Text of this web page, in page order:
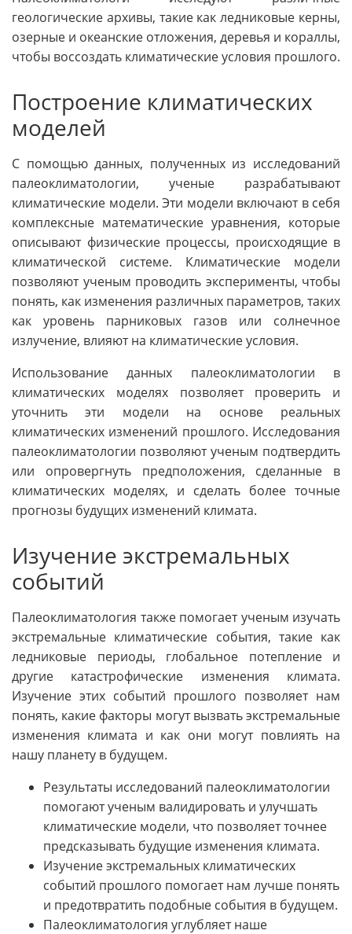
геологические архивы, такие как ледниковые керны,
озерные и океанские отложения, деревья и кораллы,
чтобы воссоздать климатические условия прошлого.
Построение климатических
моделей
С помощью данных, полученных из исследований
палеоклиматологии, ученые разрабатывают
климатические модели. Эти модели включают в себя
комплексные математические уравнения, которые
описывают физические процессы, происходящие в
климатической системе. Климатические модели
позволяют ученым проводить эксперименты, чтобы
понять, как изменения различных параметров, таких
как уровень парниковых газов или солнечное
излучение, влияют на климатические условия.
Использование данных палеоклиматологии в
климатических моделях позволяет проверить и
уточнить эти модели на основе реальных
климатических изменений прошлого. Исследования
палеоклиматологии позволяют ученым подтвердить
или опровергнуть предположения, сделанные в
климатических моделях, и сделать более точные
прогнозы будущих изменений климата.
Изучение экстремальных
событий
Палеоклиматология также помогает ученым изучать
экстремальные климатические события, такие как
ледниковые периоды, глобальное потепление и
другие катастрофические изменения климата.
Изучение этих событий прошлого позволяет нам
понять, какие факторы могут вызвать экстремальные
изменения климата и как они могут повлиять на
нашу планету в будущем.
Результаты исследований палеоклиматологии
помогают ученым валидировать и улучшать
климатические модели, что позволяет точнее
предсказывать будущие изменения климата.
Изучение экстремальных климатических
событий прошлого помогает нам лучше понять
и предотвратить подобные события в будущем.
Палеоклиматология углубляет наше